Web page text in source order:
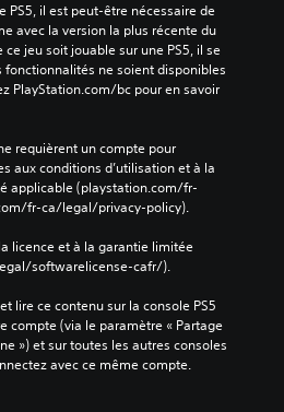
PS5, il est peut-être nécessaire de
avec la version la plus récente du
jeu soit jouable sur une PS5, il se
fonctionnalités ne soient disponibles
PlayStation.com/bc pour en savoir
requièrent un compte pour
aux conditions d’utilisation et à la
applicable (playstation.com/fr-
fr-ca/legal/privacy-policy).
licence et à la garantie limitée
softwarelicense-cafr/).
lire ce contenu sur la console PS5
compte (via le paramètre « Partage
») et sur toutes les autres consoles
avec ce même compte.